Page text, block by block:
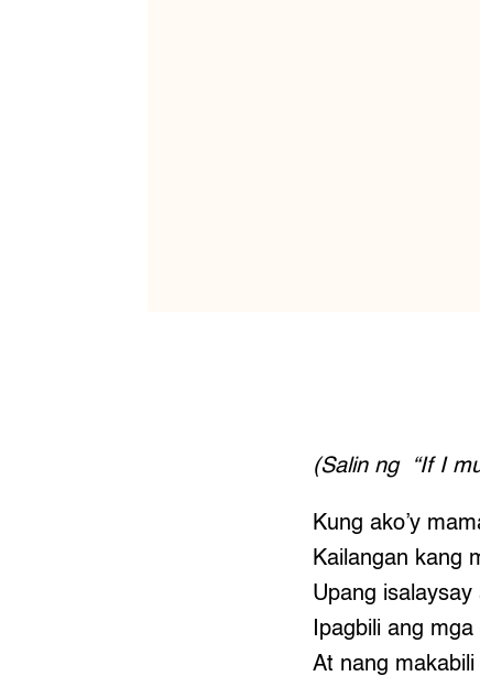
(Salin ng “If I
Kung ako’y
Kailangan kang
Upang
Ipagbili ang
At nang